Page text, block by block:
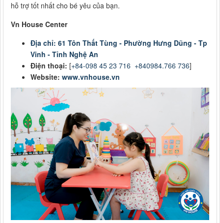
hỗ trợ tốt nhất cho bé yêu của bạn.
Vn House Center
Địa chỉ: 61 Tôn Thất Tùng - Phường Hưng Dũng - Tp
Vinh - Tỉnh Nghệ An
Điện thoại: [+84-098 45 23 716 +840984.766 736]
Website: www.vnhouse.vn